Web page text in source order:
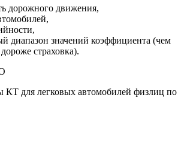
дорожного движения,
диапазон значений коэффициента (чем
страховка).
КТ для легковых автомобилей физлиц по